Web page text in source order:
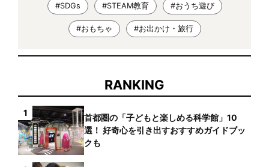
#SDGs #STEAM教育 #おうち遊び
#おもちゃ #お出かけ・旅行
RANKING
1
首都圏の「子どもと楽しめる科学館」10
選！ 好奇心を引き出すおすすめガイドブッ
クも